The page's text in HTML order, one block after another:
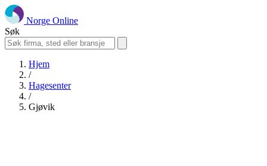
Norge Online
Søk
Hjem
/
Hagesenter
/
Gjøvik